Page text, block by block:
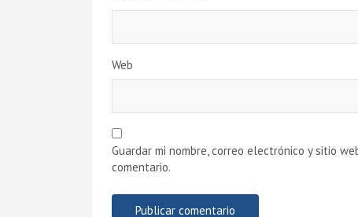
Web
Guardar mi nombre, correo electrónico y sitio
comentario.